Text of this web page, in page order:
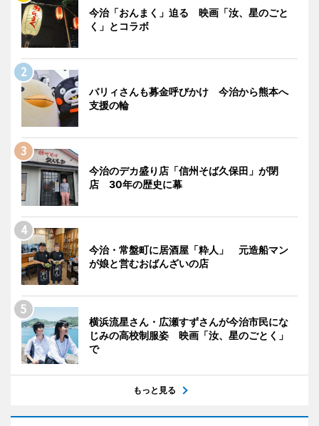
今治「おんまく」迫る 映画「汝、星のごと
く」とコラボ
バリィさんも募金呼びかけ 今治から熊本へ
支援の輪
今治のデカ盛り店「信州そば久保田」が閉
店 30年の歴史に幕
今治・常盤町に居酒屋「粋人」 元造船マン
が娘と営むおばんざいの店
横浜流星さん・広瀬すずさんが今治市民にな
じみの高校制服姿 映画「汝、星のごとく」
で
もっと見る